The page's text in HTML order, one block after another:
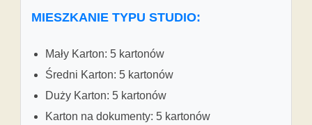
MIESZKANIE TYPU STUDIO:
Mały Karton: 5 kartonów
Średni Karton: 5 kartonów
Duży Karton: 5 kartonów
Karton na dokumenty: 5 kartonów